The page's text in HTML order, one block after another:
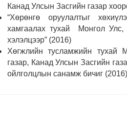
Канад Улсын Засгийн газар
“Хөрөнгө оруулалтыг
хамгаалах тухай Монгол
хэлэлцээр” (2016)
Хөгжлийн тусламжийн тухай
газар, Канад Улсын Засгийн
ойлголцлын санамж бичиг (2016)